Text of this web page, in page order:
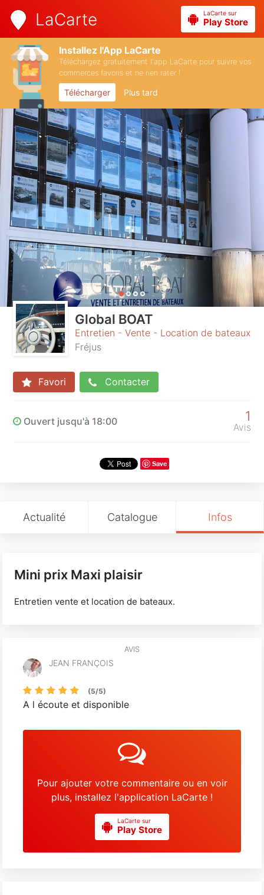
LaCarte LaCarte sur
Play Store
Installez l'App LaCarte
Téléchargez gratuitement l'app LaCarte pour suivre vos
commerces favoris et ne rien rater !
Télécharger Plus tard
Global BOAT
Entretien - Vente - Location de bateaux
Fréjus
Favori Contacter
Ouvert jusqu'à 18:00 1
Avis
Save
Actualité Catalogue Infos
Mini prix Maxi plaisir
Entretien vente et location de bateaux.
AVIS
JEAN FRANÇOIS
(5/5)
A l écoute et disponible
Pour ajouter votre commentaire ou en voir
plus, installez l'application LaCarte !
LaCarte sur
Play Store